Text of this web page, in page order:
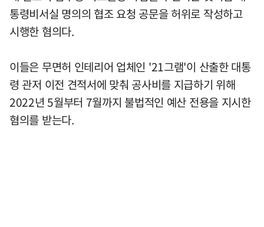
통령비서실 명의의 협조 요청 공문을 허위로 작성하고
시행한 혐의다.
이들은 무면허 인테리어 업체인 '21그램'이 산출한 대통
령 관저 이전 견적서에 맞춰 공사비를 지급하기 위해
2022년 5월부터 7월까지 불법적인 예산 전용을 지시한
혐의를 받는다.